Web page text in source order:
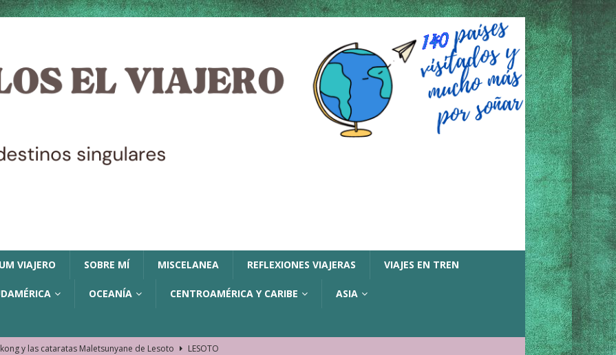
VIAJERO SOBRE MÍ MISCELANEA REFLEXIONES VIAJERAS VIAJES EN TREN
OCEANÍA CENTROAMÉRICA Y CARIBE ASIA
y las cataratas Maletsunyane de Lesoto
LESOTO